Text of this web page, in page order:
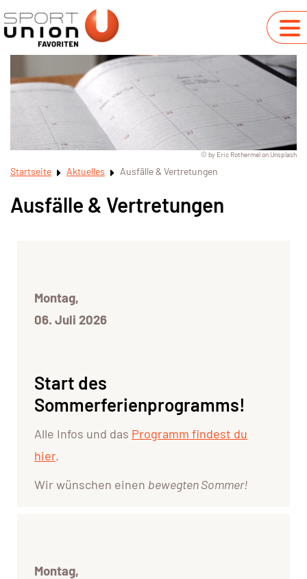
© by Eric Rothermel on Unsplash
Startseite Aktuelles Ausfälle & Vertretungen
Ausfälle & Vertretungen
Montag,
06. Juli 2026
Start des
Sommerferienprogramms!
Alle Infos und das Programm findest du
hier.
Wir wünschen einen bewegten Sommer!
Montag,